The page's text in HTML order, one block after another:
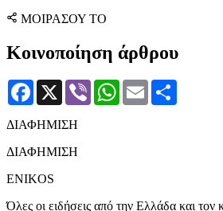
ΜΟΙΡΑΣΟΥ ΤΟ
Κοινοποίηση άρθρου
Facebook
X Viber WhatsApp
Email
ΔΙΑΦΗΜΙΣΗ
ΔΙΑΦΗΜΙΣΗ
ENIKOS
Όλες οι ειδήσεις από την Ελλάδα και